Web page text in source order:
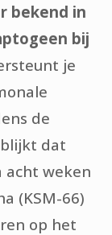
bekend in
bij
je
de
dat
acht weken
(KSM-66)
op het